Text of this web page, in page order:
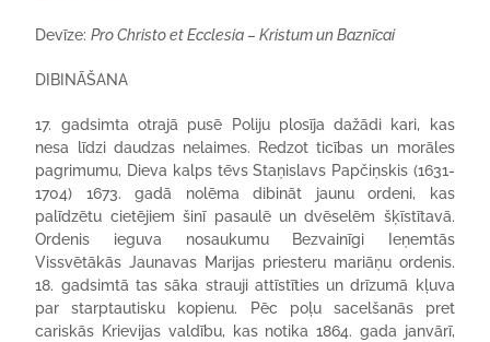
Devīze:Pro Christo et Ecclesia – Kristum un Baznīcai
DIBINĀŠANA
17. gadsimta otrajā pusē Poliju plosīja dažādi kari, kas
nesa līdzi daudzas nelaimes. Redzot ticības un morāles
pagrimumu, Dieva kalps tēvs Staņislavs Papčiņskis (1631-
1704) 1673. gadā nolēma dibināt jaunu ordeni, kas
palīdzētu cietējiem šinī pasaulē un dvēselēm šķīstītavā.
Ordenis ieguva nosaukumu Bezvainīgi Ieņemtās
Vissvētākās Jaunavas Marijas priesteru mariāņu ordenis.
18. gadsimtā tas sāka strauji attīstīties un drīzumā kļuva
par starptautisku kopienu. Pēc poļu sacelšanās pret
cariskās Krievijas valdību, kas notika 1864. gada janvārī,